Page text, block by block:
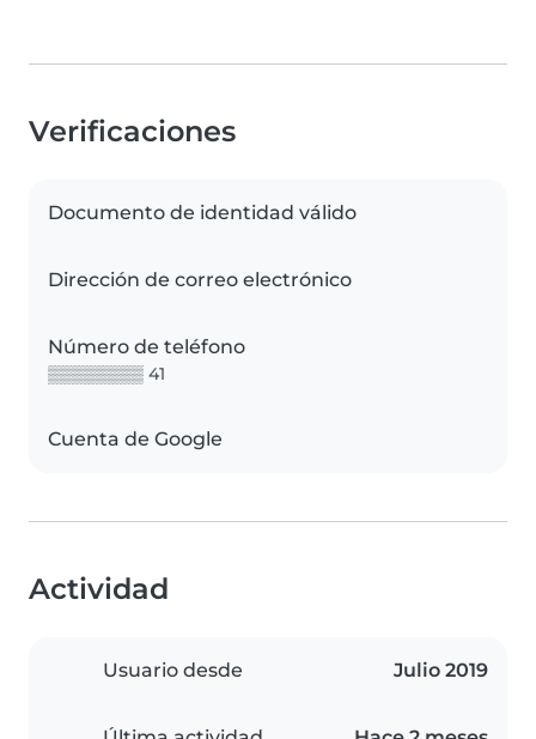
Verificaciones
Documento de identidad válido
Dirección de correo electrónico
Número de teléfono
▒▒▒▒▒▒▒▒ 41
Cuenta de Google
Actividad
Usuario desde Julio 2019